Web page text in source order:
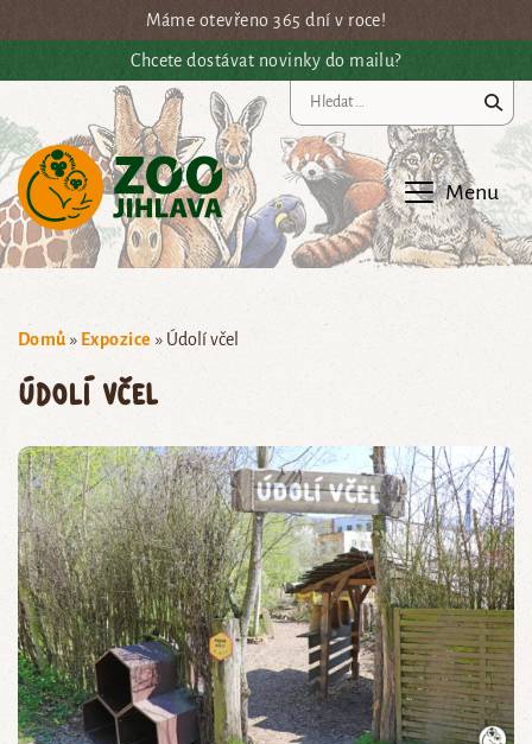
Přejít na hlavní obsahMáme otevřeno 365 dní v roce!
Chcete dostávat novinky do mailu?
Menu
Domů » Expozice » Údolí včel
Údolí včel